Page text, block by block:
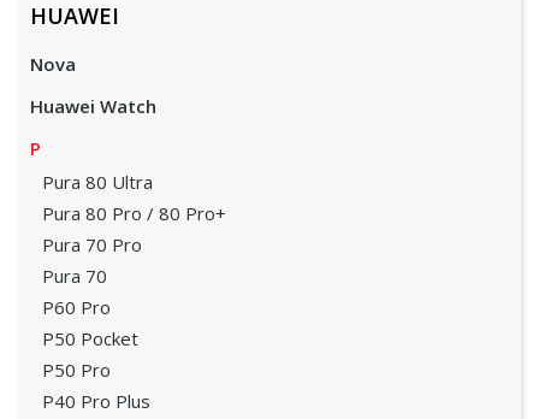
HUAWEI
Nova
Huawei Watch
P
Pura 80 Ultra
Pura 80 Pro / 80 Pro+
Pura 70 Pro
Pura 70
P60 Pro
P50 Pocket
P50 Pro
P40 Pro Plus